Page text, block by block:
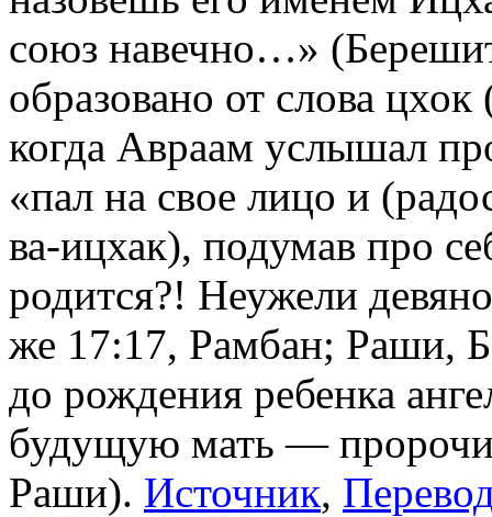
союз навечно…»
образовано от слова
когда Авраам услышал
«пал на свое лицо и
ва-ицхак), подумав про
родится?! Неужели
же 17:17, Рамбан; Раши,
до рождения ребенка
будущую мать —
Раши). Источник,